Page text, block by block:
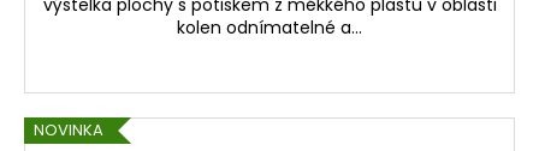
výstelka plochy s potiskem z měkkého plastu v oblasti
kolen odnímatelné a...
NOVINKA